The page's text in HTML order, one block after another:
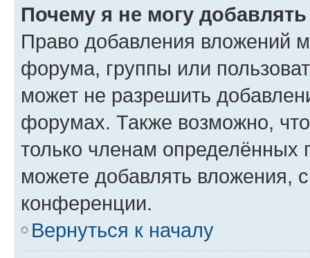
Почему я не могу
Право добавления вложений
форума, группы или
может не разрешить
форумах. Также возможно,
только членам определённых
можете добавлять вложения,
конференции.
Вернуться к началу